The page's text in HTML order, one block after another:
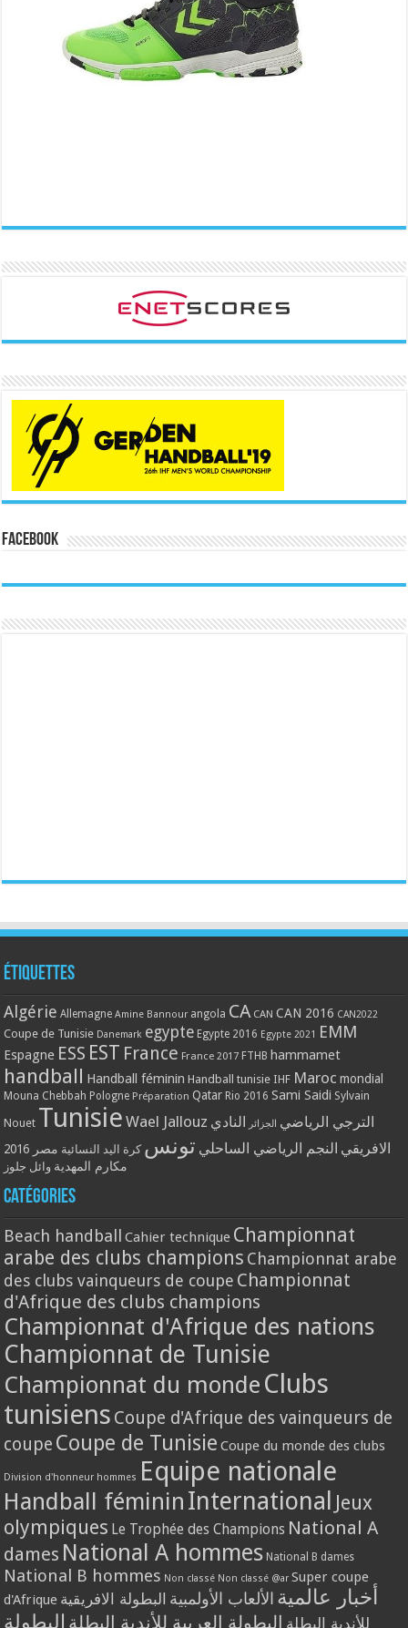
Facebook
Étiquettes
Algérie Allemagne Amine Bannour angola CA CAN CAN 2016 CAN2022
Coupe de Tunisie Danemark egypte Egypte 2016 Egypte 2021 EMM
Espagne ESS EST France France 2017 FTHB hammamet
handball Handball féminin Handball tunisie IHF Maroc mondial
Mouna Chebbah Pologne Préparation Qatar Rio 2016 Sami Saidi Sylvain
Nouet Tunisie Wael Jallouz الترجي الرياضي الجزائر
النادي
الافريقي النجم الرياضي الساحلي تونس كرة اليد النسائية مصر 2016
مكارم المهدية وائل جلوز
Catégories
Beach handball Cahier technique Championnat
arabe des clubs champions Championnat arabe
des clubs vainqueurs de coupe Championnat
d'Afrique des clubs champions
Championnat d'Afrique des nations
Championnat de Tunisie
Championnat du monde Clubs
tunisiens Coupe d'Afrique des vainqueurs de
coupe Coupe de Tunisie Coupe du monde des clubs
Division d'honneur hommes Equipe nationale
Handball féminin International
Jeux
olympiques Le Trophée des Champions National A
dames National A hommes National B dames
National B hommes Non classé Non classé @ar Super coupe
d'Afrique
أخبار عالمية الألعاب الأولمبية البطولة الافريقية
للأندية البطلة البطولة العربية للأندية البطلة البطولة